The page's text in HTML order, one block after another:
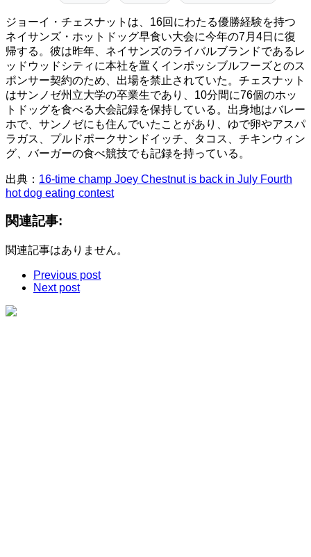
ジョーイ・チェスナットは、16回にわたる優勝経験を持つ
ネイサンズ・ホットドッグ早食い大会に今年の7月4日に復
帰する。彼は昨年、ネイサンズのライバルブランドであるレ
ッドウッドシティに本社を置くインポッシブルフーズとのス
ポンサー契約のため、出場を禁止されていた。チェスナット
はサンノゼ州立大学の卒業生であり、10分間に76個のホッ
トドッグを食べる大会記録を保持している。出身地はバレー
ホで、サンノゼにも住んでいたことがあり、ゆで卵やアスパ
ラガス、プルドポークサンドイッチ、タコス、チキンウィン
グ、バーガーの食べ競技でも記録を持っている。
出典： 16-time champ Joey Chestnut is back in July Fourth
hot dog eating contest
関連記事:
関連記事はありません。
Previous post
Next post